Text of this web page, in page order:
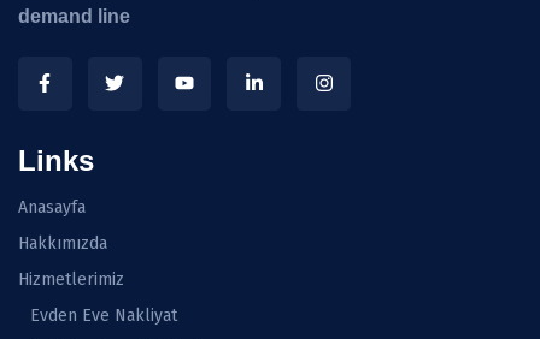
demand line
Links
Anasayfa
Hakkımızda
Hizmetlerimiz
Evden Eve Nakliyat